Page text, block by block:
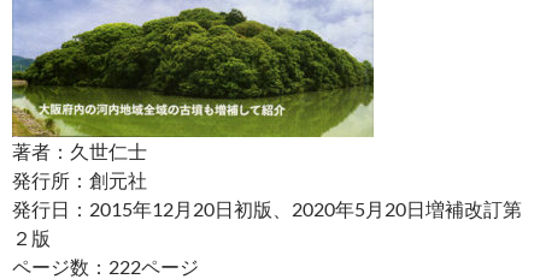
著者：久世仁士
発行所：創元社
発行日：2015年12月20日初版、2020年5月20日増補改訂第
２版
ページ数：222ページ